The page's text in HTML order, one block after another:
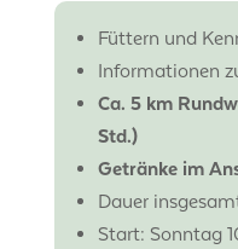
Füttern und
Informationen
Ca. 5 km
Std.)
Getränke im
Dauer
Start: Sonntag